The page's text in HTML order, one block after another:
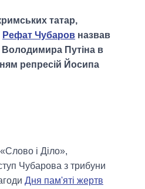
татар,
Рефат Чубаров назвав
Володимира Путіна в
репресій Йосипа
і Діло»,
Чубарова з трибуни
Дня пам'яті жертв